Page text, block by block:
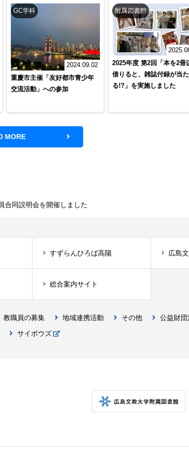
GC学科
2024.09.02
重慶市主催「友好都市青少年
交流活動」への参加
附属図書館
2025年度 第2回「本を2冊
借りると、雑誌付録が当た
る!?」を実施しました
MORE
合同説明会を開催しました
すずらんひろば高陽 広島
総合案内サイト
教職員の募集 地域連携活動 その他
公益財
サイボウズ